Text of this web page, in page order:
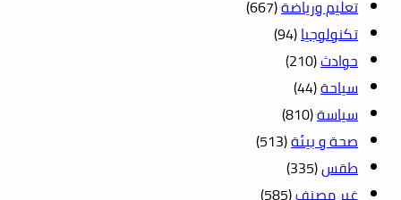
تعليم ورياضة(667)
تكنولوجيا(94)
حوادث(210)
سياحة(44)
سياسة(810)
صحة و بيئة(513)
طقس(335)